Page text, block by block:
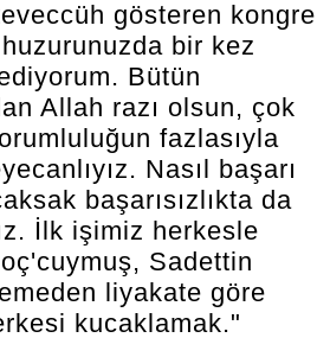
gösteren kongre
bir kez
Bütün
Allah razı olsun, çok
fazlasıyla
Nasıl başarı
başarısızlıkta da
İlk işimiz herkesle
Sadettin
liyakate göre
kucaklamak."